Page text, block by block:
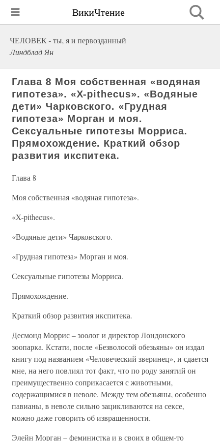
ВикиЧтение
ЧЕЛОВЕК - ты, я и первозданный
Линдблад Ян
Глава 8 Моя собственная «водяная
гипотеза». «X-pithecus». «Водяные
дети» Чарковского. «Грудная
гипотеза» Морган и моя.
Сексуальные гипотезы Морриса.
Прямохождение. Краткий обзор
развития икспитека.
Глава 8
Моя собственная «водяная гипотеза».
«X-pithecus».
«Водяные дети» Чарковского.
«Грудная гипотеза» Морган и моя.
Сексуальные гипотезы Морриса.
Прямохождение.
Краткий обзор развития икспитека.
Десмонд Моррис – зоолог и директор Лондонского
зоопарка. Кстати, после «Безволосой обезьяны» он издал
книгу под названием «Человеческий зверинец», и сдается
мне, на него повлиял тот факт, что по роду занятий он
преимущественно соприкасается с животными,
содержащимися в неволе. Между тем обезьяны, особенно
павианы, в неволе сильно зацикливаются на сексе,
можно даже говорить об извращенности.
Элейн Морган – феминистка и в своих в общем-то